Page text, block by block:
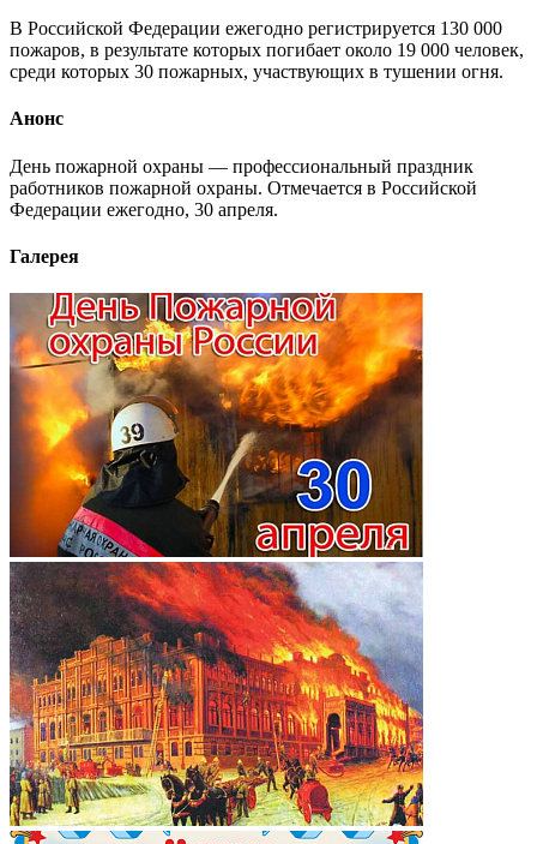
В Российской Федерации ежегодно регистрируется 130 000
пожаров, в результате которых погибает около 19 000 человек,
среди которых 30 пожарных, участвующих в тушении огня.
Анонс
День пожарной охраны — профессиональный праздник
работников пожарной охраны. Отмечается в Российской
Федерации ежегодно, 30 апреля.
Галерея